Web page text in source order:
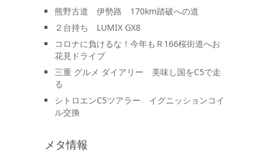
熊野古道 伊勢路 170km踏破への道
２台持ち LUMIX GX8
コロナに負けるな！今年もＲ166桜街道へお
花見ドライブ
三重 グルメ ダイアリー 美味し国をC5で走
る
シトロエンC5ツアラー イグニッションコイ
ル交換
メタ情報